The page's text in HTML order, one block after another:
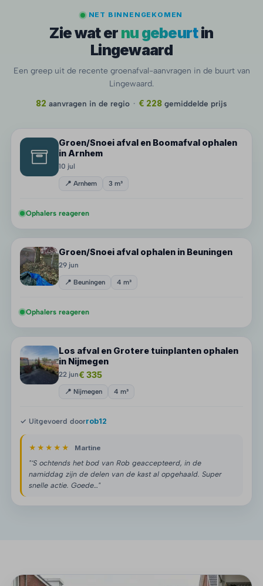
NET BINNENGEKOMEN
Zie wat er nu gebeurtin
Lingewaard
Een greep uit de recente groenafval-aanvragen in de buurt van
Lingewaard.
82 aanvragen in de regio · € 228 gemiddelde prijs
Groen/Snoei afval en Boomafval ophalen
in Arnhem
10 jul
📍 Arnhem 3 m³
Ophalers reageren
Groen/Snoei afval ophalen in Beuningen
29 jun
📍 Beuningen 4 m³
Ophalers reageren
Los afval en Grotere tuinplanten ophalen
in Nijmegen
22 jun€ 335
📍 Nijmegen 4 m³
✓ Uitgevoerd doorrob12
★★★★★ Martine
"‘S ochtends het bod van Rob geaccepteerd, in de
namiddag zijn de delen van de kast al opgehaald. Super
snelle actie. Goede…"